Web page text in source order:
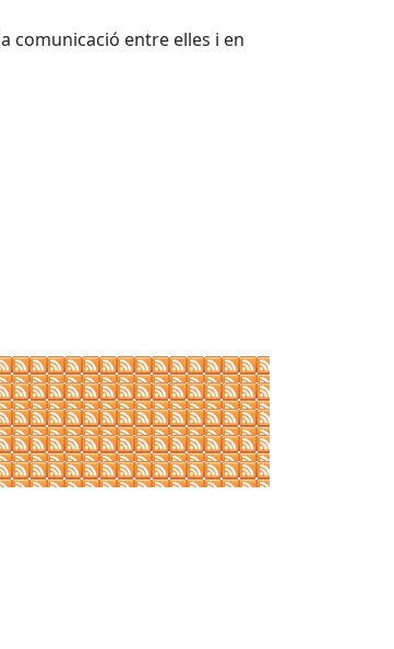
comunicació entre elles i en